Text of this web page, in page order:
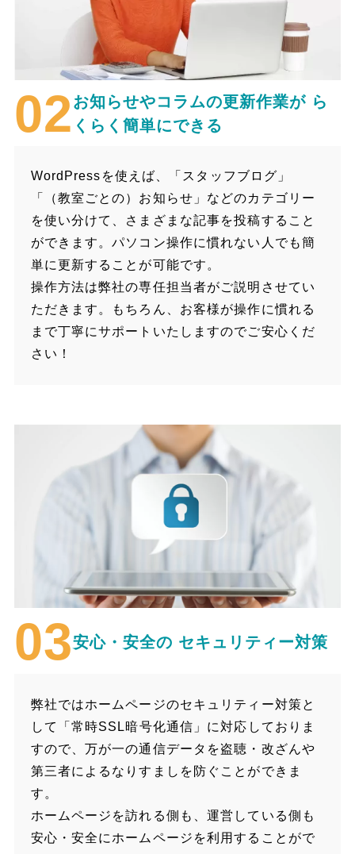
お知らせやコラムの更新作業がら
くらく簡単にできる
WordPressを使えば、「スタッフブログ」
「（教室ごとの）お知らせ」などのカテゴリー
を使い分けて、さまざまな記事を投稿すること
ができます。パソコン操作に慣れない人でも簡
単に更新することが可能です。
操作方法は弊社の専任担当者がご説明させてい
ただきます。もちろん、お客様が操作に慣れる
まで丁寧にサポートいたしますのでご安心くだ
さい！
安心・安全の セキュリティー対策
弊社ではホームページのセキュリティー対策と
して「常時SSL暗号化通信」に対応しておりま
すので、万が一の通信データを盗聴・改ざんや
第三者によるなりすましを防ぐことができま
す。
ホームページを訪れる側も、運営している側も
安心・安全にホームページを利用することがで